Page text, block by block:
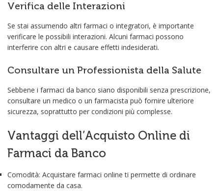
Verifica delle Interazioni
Se stai assumendo altri farmaci o integratori, è importante
verificare le possibili interazioni. Alcuni farmaci possono
interferire con altri e causare effetti indesiderati.
Consultare un Professionista della Salute
Sebbene i farmaci da banco siano disponibili senza prescrizione,
consultare un medico o un farmacista può fornire ulteriore
sicurezza, soprattutto per condizioni più complesse.
Vantaggi dell’Acquisto Online di
Farmaci da Banco
Comodità: Acquistare farmaci online ti permette di ordinare
comodamente da casa.